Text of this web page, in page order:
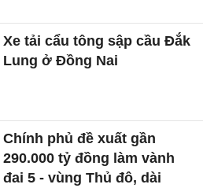
Xe tải cẩu tông sập cầu Đắk
Lung ở Đồng Nai
Chính phủ đề xuất gần
290.000 tỷ đồng làm vành
đai 5 - vùng Thủ đô, dài